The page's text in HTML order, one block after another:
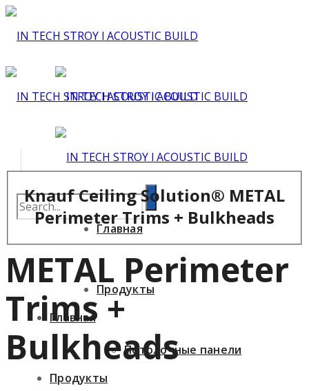
Главная
Продукты
Главная
Продукты
Потолочные панели
Knauf Ceiling Solution® METAL
Perimeter Trims + Bulkheads
METAL Perimeter
Trims +
Bulkheads